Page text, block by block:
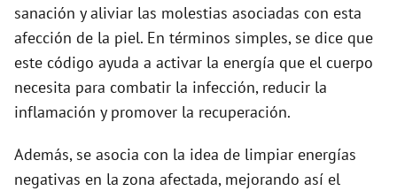
sanación y aliviar las molestias asociadas con esta
afección de la piel. En términos simples, se dice que
este código ayuda a activar la energía que el cuerpo
necesita para combatir la infección, reducir la
inflamación y promover la recuperación.
Además, se asocia con la idea de limpiar energías
negativas en la zona afectada, mejorando así el